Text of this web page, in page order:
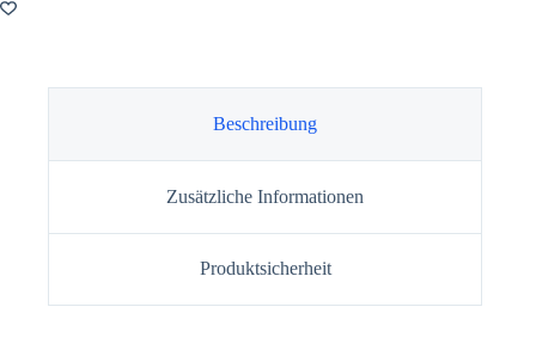
Beschreibung
Zusätzliche Informationen
Produktsicherheit